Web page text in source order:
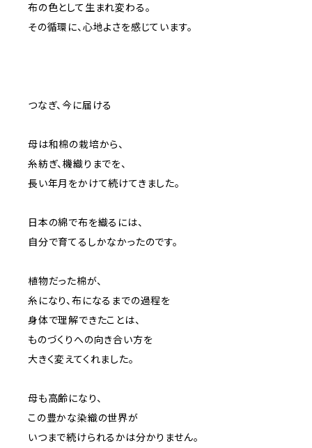
布の色として生まれ変わる。
その循環に、心地よさを感じています。
つなぎ、今に届ける
母は和棉の栽培から、
糸紡ぎ、機織りまでを、
長い年月をかけて続けてきました。
日本の綿で布を織るには、
自分で育てるしかなかったのです。
植物だった棉が、
糸になり、布になるまでの過程を
身体で理解できたことは、
ものづくりへの向き合い方を
大きく変えてくれました。
母も高齢になり、
この豊かな染織の世界が
いつまで続けられるかは分かりません。